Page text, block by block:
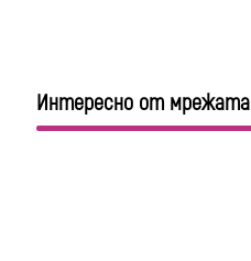
Интересно от мрежата